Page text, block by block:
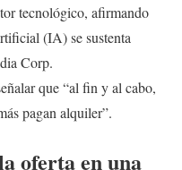
tecnológico, afirmando
(IA) se sustenta
Corp.
que “al fin y al cabo,
pagan alquiler”.
oferta en una